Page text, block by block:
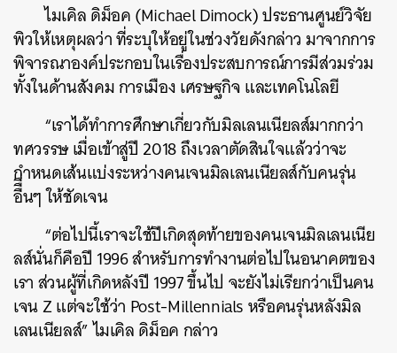
ไมเคิล ดิม็อค (Michael Dimock) ประธานศูนย์วิจัย
พิวให้เหตุผลว่า ที่ระบุให้อยู่ในช่วงวัยดังกล่าว มาจากการ
พิจารณาองค์ประกอบในเรื่องประสบการณ์การมีส่วมร่วม
ทั้งในด้านสังคม การเมือง เศรษฐกิจ และเทคโนโลยี
“เราได้ทำการศึกษาเกี่ยวกับมิลเลนเนียลส์มากกว่า
ทศวรรษ เมื่อเข้าสู่ปี 2018 ถึงเวลาตัดสินใจแล้วว่าจะ
กำหนดเส้นแบ่งระหว่างคนเจนมิลเลนเนียลส์กับคนรุ่น
อืืื่นๆ ให้ชัดเจน
“ต่อไปนี้เราจะใช้ปีเกิดสุดท้ายของคนเจนมิลเลนเนีย
ลส์นั่นก็คือปี 1996 สำหรับการทำงานต่อไปในอนาคตของ
เรา ส่วนผู้ที่เกิดหลังปี 1997 ขึ้นไป จะยังไม่เรียกว่าเป็นคน
เจน Z แต่จะใช้ว่า Post-Millennials หรือคนรุ่นหลังมิล
เลนเนียลส์” ไมเคิล ดิม็อค กล่าว